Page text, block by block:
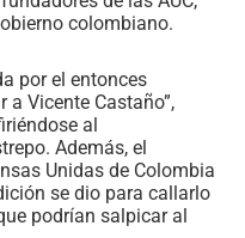
colombiano.
por el entonces
Vicente Castaño”,
al
Además, el
Unidas de Colombia
se dio para callarlo
podrían salpicar al